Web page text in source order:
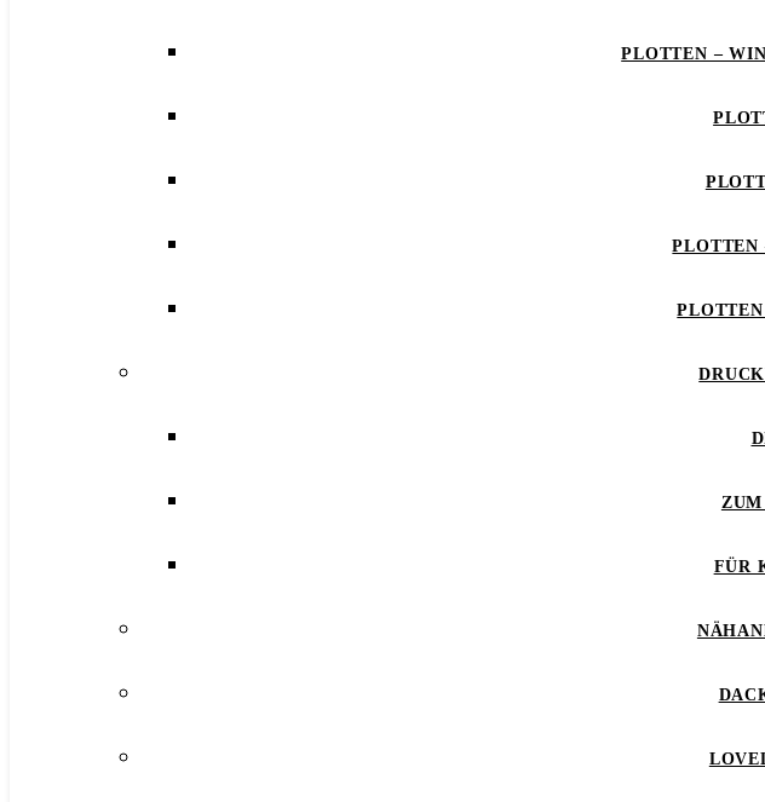
PLOTTEN –
PLOTTEN
ZUM
FÜR